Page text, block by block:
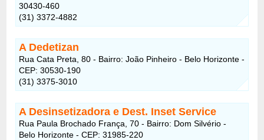
30430-460
(31) 3372-4882
A Dedetizan
Rua Cata Preta, 80 - Bairro: João Pinheiro - Belo Horizonte -
CEP: 30530-190
(31) 3375-3010
A Desinsetizadora e Dest. Inset Service
Rua Paula Brochado França, 70 - Bairro: Dom Silvério -
Belo Horizonte - CEP: 31985-220